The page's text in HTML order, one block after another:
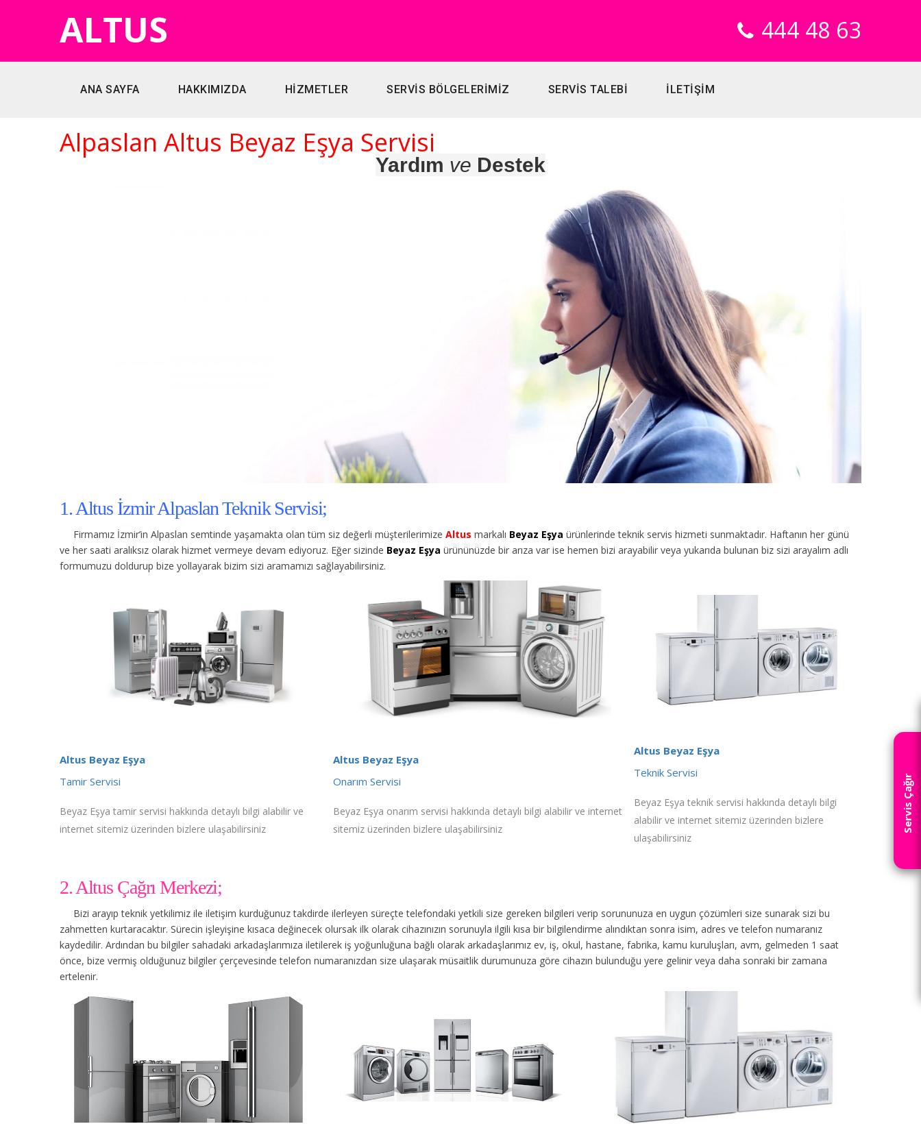
Servis Çağır
ALTUS 444 48 63
ANA SAYFA HAKKIMIZDA HİZMETLER SERVİS BÖLGELERİMİZ SERVİS TALEBİ İLETİŞİM
Alpaslan Altus Beyaz Eşya Servisi
Yardım ve Destek
1. Altus İzmir Alpaslan Teknik Servisi;
Firmamız İzmir’in Alpaslan semtinde yaşamakta olan tüm siz değerli müşterilerimize Altus markalı Beyaz Eşya ürünlerinde teknik servis hizmeti sunmaktadır. Haftanın her günü
ve her saati aralıksız olarak hizmet vermeye devam ediyoruz. Eğer sizinde Beyaz Eşya ürününüzde bir arıza var ise hemen bizi arayabilir veya yukarıda bulunan biz sizi arayalım adlı
formumuzu doldurup bize yollayarak bizim sizi aramamızı sağlayabilirsiniz.
Altus Beyaz Eşya
Tamir Servisi
Beyaz Eşya tamir servisi hakkında detaylı bilgi alabilir ve
internet sitemiz üzerinden bizlere ulaşabilirsiniz
Altus Beyaz Eşya
Onarım Servisi
Beyaz Eşya onarım servisi hakkında detaylı bilgi alabilir ve internet
sitemiz üzerinden bizlere ulaşabilirsiniz
Altus Beyaz Eşya
Teknik Servisi
Beyaz Eşya teknik servisi hakkında detaylı bilgi
alabilir ve internet sitemiz üzerinden bizlere
ulaşabilirsiniz
2. Altus Çağrı Merkezi;
Bizi arayıp teknik yetkilimiz ile iletişim kurduğunuz takdirde ilerleyen süreçte telefondaki yetkili size gereken bilgileri verip sorununuza en uygun çözümleri size sunarak sizi bu
zahmetten kurtaracaktır. Sürecin işleyişine kısaca değinecek olursak ilk olarak cihazınızın sorunuyla ilgili kısa bir bilgilendirme alındıktan sonra isim, adres ve telefon numaranız
kaydedilir. Ardından bu bilgiler sahadaki arkadaşlarımıza iletilerek iş yoğunluğuna bağlı olarak arkadaşlarımız ev, iş, okul, hastane, fabrika, kamu kuruluşları, avm, gelmeden 1 saat
önce, bize vermiş olduğunuz bilgiler çerçevesinde telefon numaranızdan size ulaşarak müsaitlik durumunuza göre cihazın bulunduğu yere gelinir veya daha sonraki bir zamana
ertelenir.